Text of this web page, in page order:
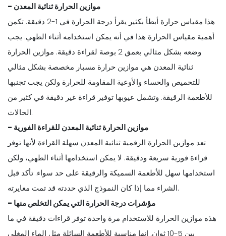
- موازين الحرارة ثنائية المعدن
هذا مقياس حرارة أبطأ بكثير يقرأ درجة الحرارة في 1-2 دقيقة. تكمن
أهمية مقياس الحرارة هذا في أنه يمكن استخدامه أثناء الطهي. يجب
وضعه بشكل مثالي بعمق 2 بوصة لقراءة دقيقة. موازين الحرارة
ثنائية المعدن هي موازين حرارة مسبار مخصصة بشكل مثالي
للتحميص والحساء والأوعية المقاومة للحرارة ولكن يجب تجنبها
للأطعمة الرقيقة. وتشمل عيوبها توفير قراءة غير دقيقة في كثير من
الحالات.
- موازين الحرارة ثنائية المعدن للقراءة الفورية
تعد موازين الحرارة الرقمية ثنائية المعدن سهلة القراءة لأنها توفر
قراءة فورية سريعة ودقيقة. لا يمكن استخدامها أثناء الطهي، ولكن
استخدامها سهل للأطعمة السميكة والرقيقة على حد سواء. تأكد قبل
الشراء مما إذا كان النموذج الذي حددته قد تمت معايرته.
- مؤشرات درجة الحرارة التي يمكن التخلص منها
هذه موازين الحرارة للاستخدام مرة واحدة توفر قراءات دقيقة في ما
بين 5-10 ثوانٍ. إنها مناسبة للأطعمة السائلة مثل الماء المغلي